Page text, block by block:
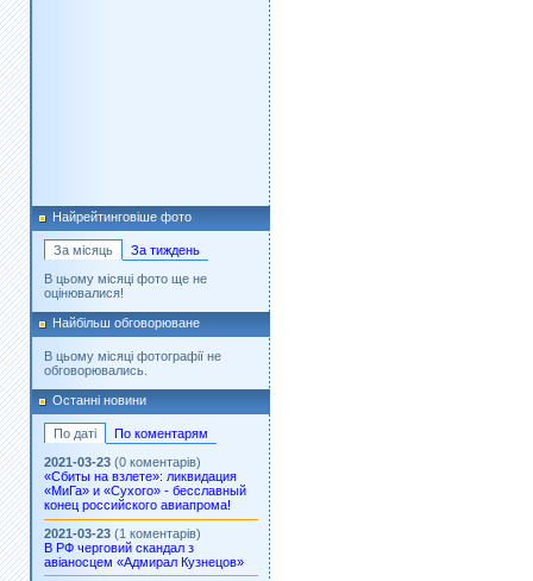
Найрейтинговіше фото
За місяць
За тиждень
В цьому місяці фото ще не
оцінювалися!
Найбільш обговорюване
В цьому місяці фотографії не
обговорювались.
Останні новини
По даті
По коментарям
2021-03-23 (0 коментарів)
«Сбиты на взлете»: ликвидация
«МиГа» и «Сухого» - бесславный
конец российского авиапрома!
2021-03-23 (1 коментарів)
В РФ черговий скандал з
авіаносцем «Адмирал Кузнецов»